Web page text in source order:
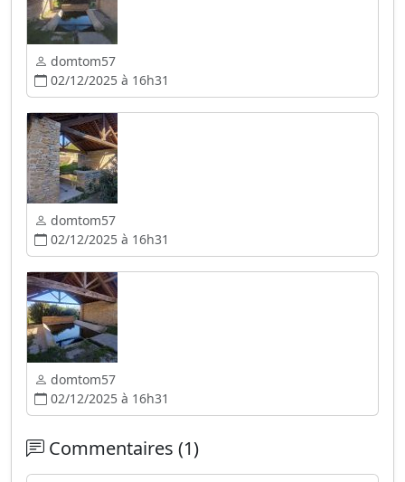
domtom57
02/12/2025 à 16h31
domtom57
02/12/2025 à 16h31
domtom57
02/12/2025 à 16h31
Commentaires (1)